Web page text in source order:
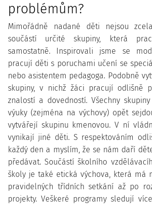
problémům?
Mimořádně nadané děti nejsou
součástí určité skupiny, která
samostatně. Inspirovali jsme se
pracují děti s poruchami učení se
nebo asistentem pedagoga. Podobně
skupiny, v nichž žáci pracují odlišně
znalostí a dovedností. Všechny
výuky (zejména na výchovy) opět
vytvářejí skupinu kmenovou. V ní
vynikají jiné děti. S respektováním
každý den a myslím, že se nám daří
předávat. Součástí školního
školy je také etická výchova, která má
pravidelných třídních setkání až po
projekty. Veškeré programy sledují